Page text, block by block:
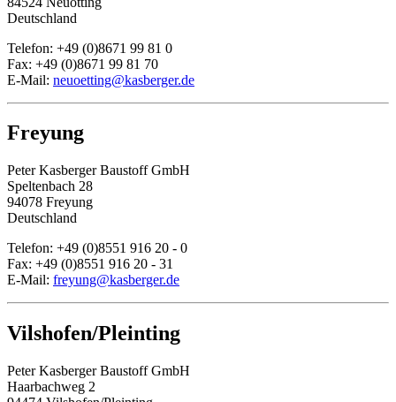
Deutschland
Telefon: +49 (0)8671 99 81 0
Fax: +49 (0)8671 99 81 70
E-Mail: neuoetting@kasberger.de
Freyung
Peter Kasberger Baustoff GmbH
Speltenbach 28
94078 Freyung
Deutschland
Telefon: +49 (0)8551 916 20 - 0
Fax: +49 (0)8551 916 20 - 31
E-Mail: freyung@kasberger.de
Vilshofen/Pleinting
Peter Kasberger Baustoff GmbH
Haarbachweg 2